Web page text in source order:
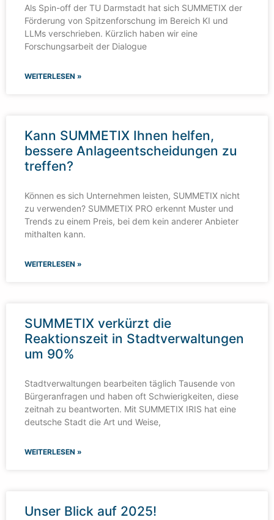
Als Spin-off der TU Darmstadt hat sich SUMMETIX der
Förderung von Spitzenforschung im Bereich KI und
LLMs verschrieben. Kürzlich haben wir eine
Forschungsarbeit der Dialogue
WEITERLESEN »
Kann SUMMETIX Ihnen helfen,
bessere Anlageentscheidungen zu
treffen?
Können es sich Unternehmen leisten, SUMMETIX nicht
zu verwenden? SUMMETIX PRO erkennt Muster und
Trends zu einem Preis, bei dem kein anderer Anbieter
mithalten kann.
WEITERLESEN »
SUMMETIX verkürzt die
Reaktionszeit in Stadtverwaltungen
um 90%
Stadtverwaltungen bearbeiten täglich Tausende von
Bürgeranfragen und haben oft Schwierigkeiten, diese
zeitnah zu beantworten. Mit SUMMETIX IRIS hat eine
deutsche Stadt die Art und Weise,
WEITERLESEN »
Unser Blick auf 2025!